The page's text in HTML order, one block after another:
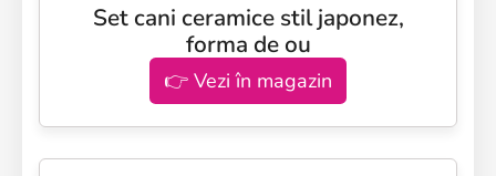
Set cani ceramice stil japonez,
forma de ou
👉 Vezi în magazin